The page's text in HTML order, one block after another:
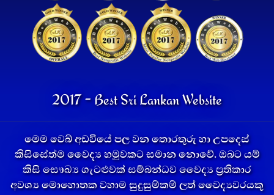
2017 - Best Sri Lankan Website
මෙම වෙබ් අඩවියේ පල වන තොරතුරු හා උපදෙස්
කිසිසේත්ම වෛද්‍ය හමුවකට සමාන නොවේ. ඔබට යම්
කිසි සෞඛ්‍ය ගැටළුවක් සම්බන්ධව වෛද්‍ය ප්‍රතිකාර
අවශ්‍ය මොහොතක වහාම සුදුසුම්කම් ලත් වෛද්‍යවරයකු